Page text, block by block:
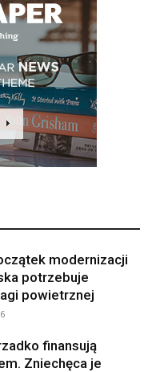
modernizacji
potrzebuje
powietrznej
finansują
Zniechęca je